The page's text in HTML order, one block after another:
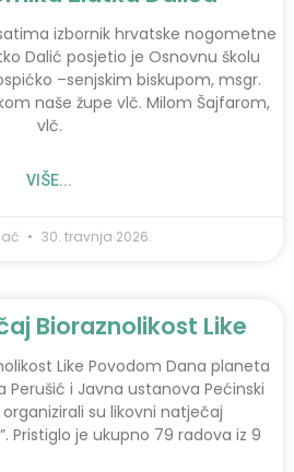
izbornik hrvatske nogometne
Dalić posjetio je Osnovnu školu
–senjskim biskupom, msgr.
naše župe vlč. Milom Šajfarom,
vlč.
VIŠE...
30. travnja 2026.
Bioraznolikost Like
Like Povodom Dana planeta
Perušić i Javna ustanova Pećinski
su likovni natječaj
Pristiglo je ukupno 79 radova iz 9